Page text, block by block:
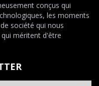
conçus qui
les moments
société qui nous
méritent d'être